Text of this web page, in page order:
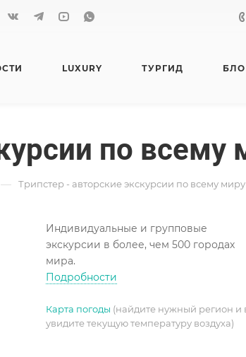
LUXURY ТУРГИД
по всему
— Трипстер - авторские экскурсии по всему миру
Индивидуальные и групповые
экскурсии в более, чем 500 городах
мира.
Подробности
Карта погоды (найдите нужный регион и
увидите текущую температуру воздуха)